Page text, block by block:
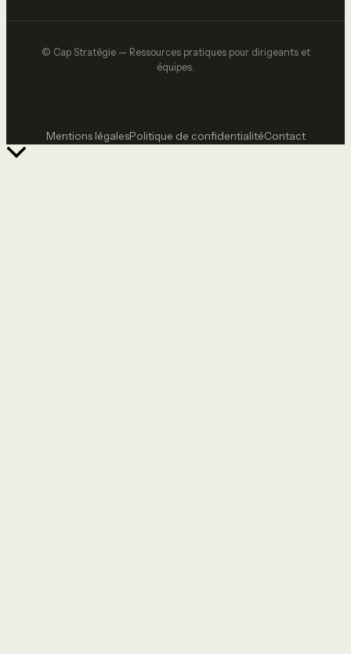
© Cap Stratégie — Ressources pratiques pour dirigeants et
équipes.
Mentions légalesPolitique de confidentialitéContact